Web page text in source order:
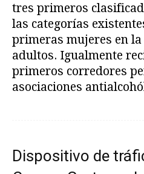
tres primeros
las categorías
primeras mujeres en la
adultos. Igualmente
primeros corredores
asociaciones
Dispositivo de